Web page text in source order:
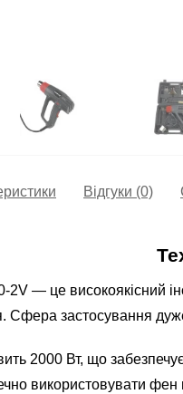
Відгуки (0)
— це високоякісний
Сфера застосування
2000 Вт, що
використовувати фен